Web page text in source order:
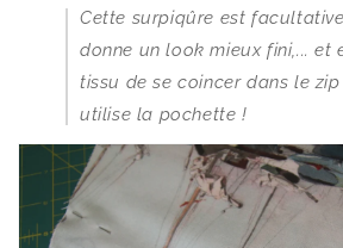
Cette surpiqûre est
donne un look mieux fini,... et
tissu de se coincer dans le
utilise la pochette !